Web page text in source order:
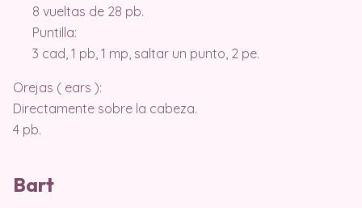
8 vueltas de 28 pb.
Puntilla:
3 cad, 1 pb, 1 mp, saltar un punto, 2 pe.
Orejas ( ears ):
Directamente sobre la cabeza.
4 pb.
Bart